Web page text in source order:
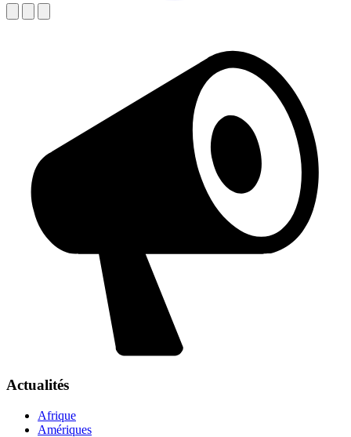
Actualités
Afrique
Amériques